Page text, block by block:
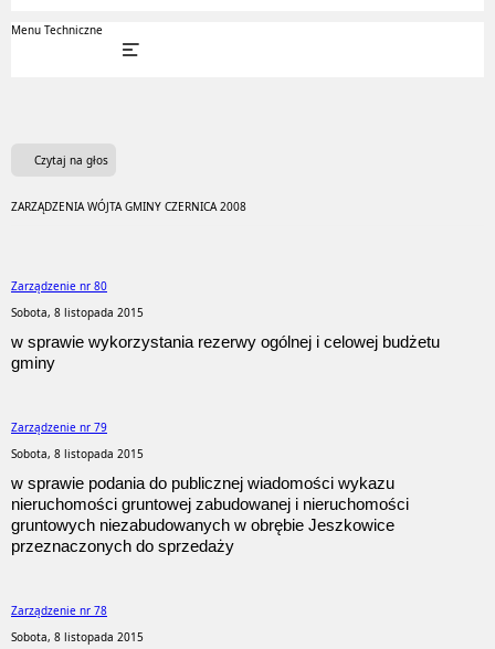
Menu Techniczne
Czytaj na głos
ZARZĄDZENIA WÓJTA GMINY CZERNICA 2008
Zarządzenie nr 80
Sobota, 8 listopada 2015
w sprawie wykorzystania rezerwy ogólnej i celowej budżetu
gminy
Zarządzenie nr 79
Sobota, 8 listopada 2015
w sprawie podania do publicznej wiadomości wykazu
nieruchomości gruntowej zabudowanej i nieruchomości
gruntowych niezabudowanych w obrębie Jeszkowice
przeznaczonych do sprzedaży
Zarządzenie nr 78
Sobota, 8 listopada 2015